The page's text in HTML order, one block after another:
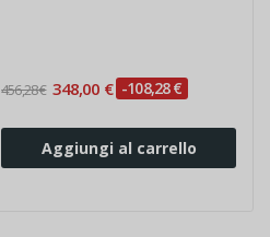
456,28 € 348,00 € -108,28 €
Aggiungi al carrello